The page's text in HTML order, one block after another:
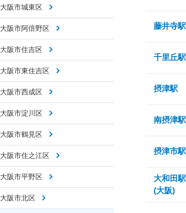
大阪市城東区
大阪市阿倍野区
大阪市住吉区
大阪市東住吉区
大阪市西成区
大阪市淀川区
大阪市鶴見区
大阪市住之江区
大阪市平野区
大阪市北区
藤井寺駅
千里丘駅
摂津駅
南摂津駅
摂津市駅
大和田駅
(大阪)